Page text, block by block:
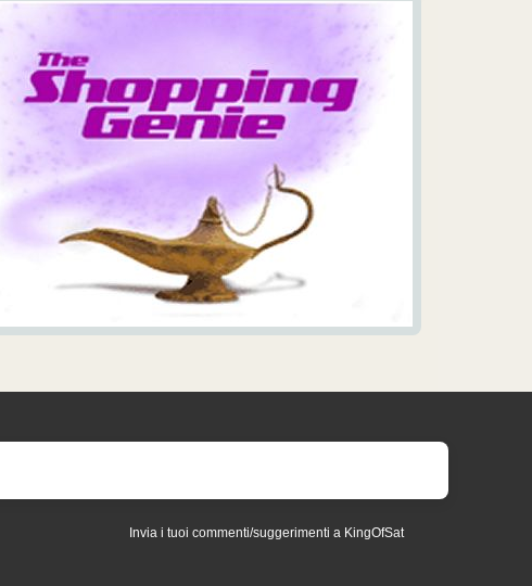
Invia i tuoi commenti/suggerimenti a KingOfSat